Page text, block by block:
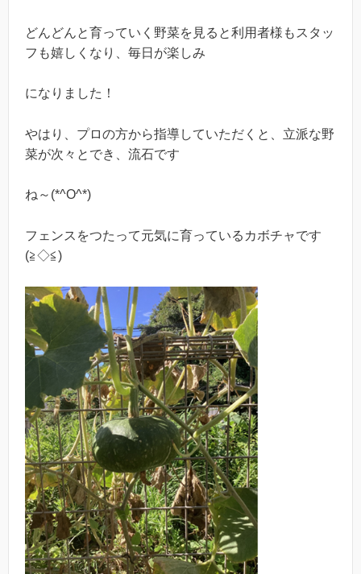
どんどんと育っていく野菜を見ると利用者様もスタッ
フも嬉しくなり、毎日が楽しみ
になりました！
やはり、プロの方から指導していただくと、立派な野
菜が次々とでき、流石です
ね～(*^O^*)
フェンスをつたって元気に育っているカボチャです
(≧◇≦)